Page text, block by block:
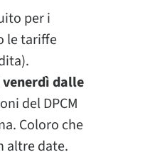
per i
le tariffe
dalle
del DPCM
Coloro che
altre date.